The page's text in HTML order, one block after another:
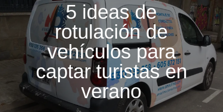
5 ideas de
rotulación de
vehículos para
captar turistas en
verano